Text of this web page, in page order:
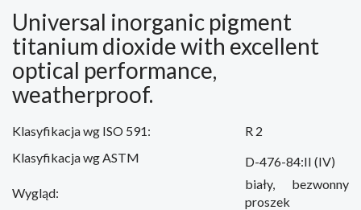
Universal inorganic pigment
titanium dioxidewith excellent
optical performance,
weatherproof.
Klasyfikacja wg ISO 591:
R 2
Klasyfikacja wg ASTM
D-476-84:II (IV)
Wygląd:
biały, bezwonny
proszek